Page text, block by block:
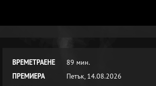
ВРЕМЕТРАЕНЕ
89 мин.
ПРЕМИЕРА
Петък, 14.08.2026